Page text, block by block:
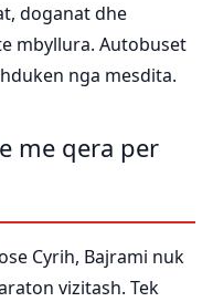
doganat dhe
mbyllura. Autobuset
nga mesdita.
me qera per
Cyrih, Bajrami nuk
vizitash. Tek